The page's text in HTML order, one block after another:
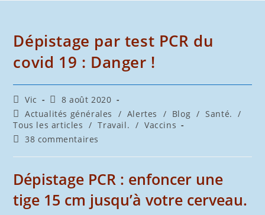
Dépistage par test PCR du
covid 19 : Danger !
Auteur/autrice
de
la
publication :
Vic
Publication
publiée :
8 août 2020
Post
category:
Actualités générales / Alertes / Blog / Santé. /
Tous les articles / Travail. / Vaccins
Commentaires
la
publication :
38 commentaires
Dépistage PCR : enfoncer une
tige 15 cm jusqu’à votre cerveau.